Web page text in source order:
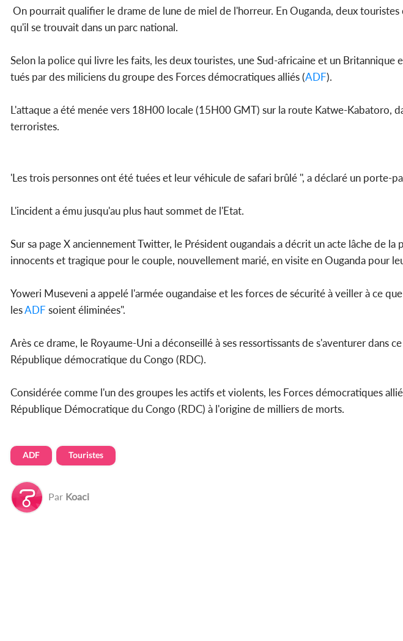
On pourrait qualifier le drame de lune de miel de l'horreur. En Ouganda, deux
qu'il se trouvait dans un parc national.
Selon la police qui livre les faits, les deux touristes, une Sud-africaine et un
tués par des miliciens du groupe des Forces démocratiques alliés (ADF).
L'attaque a été menée vers 18H00 locale (15H00 GMT) sur la route Katwe-Kabatoro,
terroristes.
'Les trois personnes ont été tuées et leur véhicule de safari brûlé '', a déclaré un porte-
L'incident a ému jusqu'au plus haut sommet de l'Etat.
Sur sa page X anciennement Twitter, le Président ougandais a décrit un acte lâche de
innocents et tragique pour le couple, nouvellement marié, en visite en Ouganda pour
Yoweri Museveni a appelé l'armée ougandaise et les forces de sécurité à veiller à ce
lesADF soient éliminées".
Arès ce drame, le Royaume-Uni a déconseillé à ses ressortissants de s'aventurer dans
République démocratique du Congo (RDC).
Considérée comme l'un des groupes les actifs et violents, les Forces démocratiques
République Démocratique du Congo (RDC) à l'origine de milliers de morts.
ADF Touristes
Par Koaci